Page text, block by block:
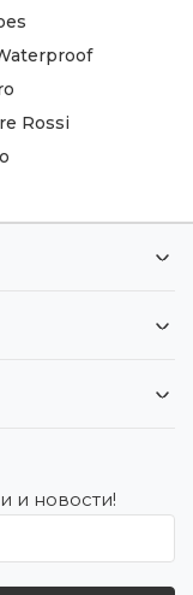
Rossi
и новости!